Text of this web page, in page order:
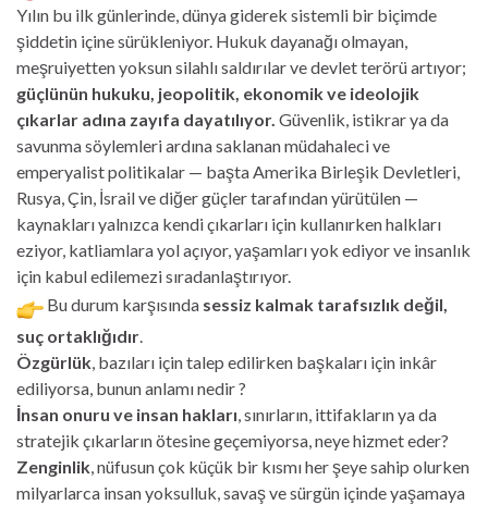
Yılın bu ilk günlerinde, dünya giderek sistemli bir biçimde
şiddetin içine sürükleniyor. Hukuk dayanağı olmayan,
meşruiyetten yoksun silahlı saldırılar ve devlet terörü artıyor;
güçlünün hukuku, jeopolitik, ekonomik ve ideolojik
çıkarlar adına zayıfa dayatılıyor. Güvenlik, istikrar ya da
savunma söylemleri ardına saklanan müdahaleci ve
emperyalist politikalar — başta Amerika Birleşik Devletleri,
Rusya, Çin, İsrail ve diğer güçler tarafından yürütülen —
kaynakları yalnızca kendi çıkarları için kullanırken halkları
eziyor, katliamlara yol açıyor, yaşamları yok ediyor ve insanlık
için kabul edilemezi sıradanlaştırıyor.
Bu durum karşısında sessiz kalmak tarafsızlık değil,
suç ortaklığıdır.
Özgürlük, bazıları için talep edilirken başkaları için inkâr
ediliyorsa, bunun anlamı nedir ?
İnsan onuru ve insan hakları, sınırların, ittifakların ya da
stratejik çıkarların ötesine geçemiyorsa, neye hizmet eder?
Zenginlik, nüfusun çok küçük bir kısmı her şeye sahip olurken
milyarlarca insan yoksulluk, savaş ve sürgün içinde yaşamaya